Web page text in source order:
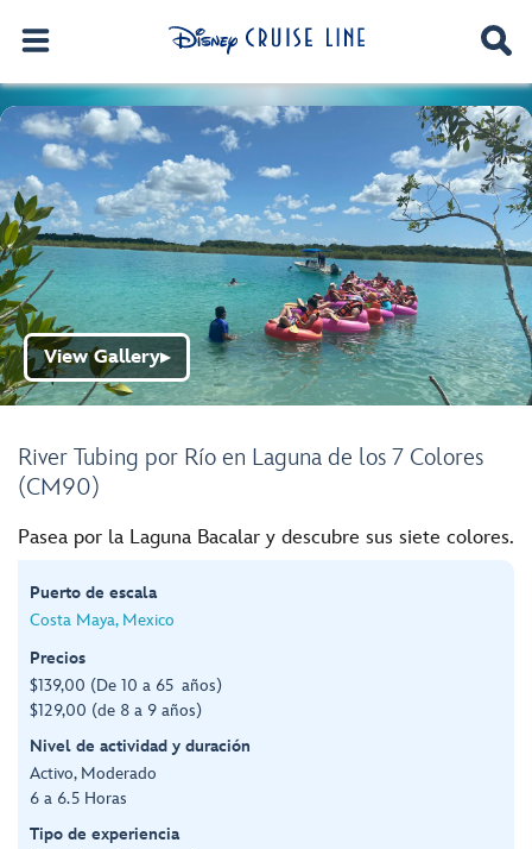
River Tubing por Río en Laguna de los 7 Colores
(CM90)
View Gallery▶
Pasea por la Laguna Bacalar y descubre sus siete colores.
Puerto de escala
Costa Maya, Mexico
Precios
$139,00 (De 10 a 65 años)
$129,00 (de 8 a 9 años)
Nivel de actividad y duración
Activo, Moderado
6 a 6.5 Horas
Tipo de experiencia